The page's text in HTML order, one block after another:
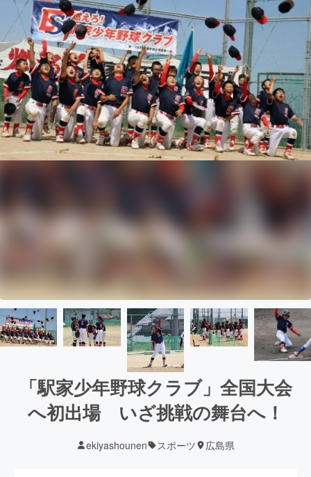
「駅家少年野球クラブ」全国大会
へ初出場 いざ挑戦の舞台へ！
ekiyashounen スポーツ 広島県